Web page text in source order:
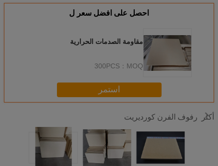
احصل على افضل سعر ل
مقاومة الصدمات الحرارية
MOQ：
300PCS
استمر
أكثر رفوف الفرن كورديريت